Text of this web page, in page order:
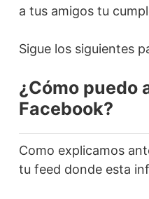
a tus amigos tu
Sigue los siguientes
¿Cómo puedo
Facebook?
Como explicamos
tu feed donde esta